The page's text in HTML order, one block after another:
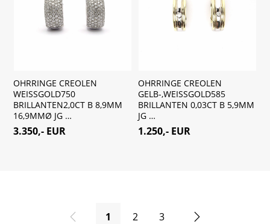
OHRRINGE CREOLEN
WEISSGOLD750
BRILLANTEN2,0CT B 8,9MM
16,9MMØ JG …
3.350,- EUR
OHRRINGE CREOLEN
GELB-,WEISSGOLD585
BRILLANTEN 0,03CT B 5,9MM
JG …
1.250,- EUR
zurück 1 2 3 weiter